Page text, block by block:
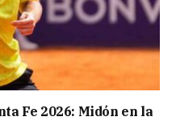
Fe 2026: Midón en la